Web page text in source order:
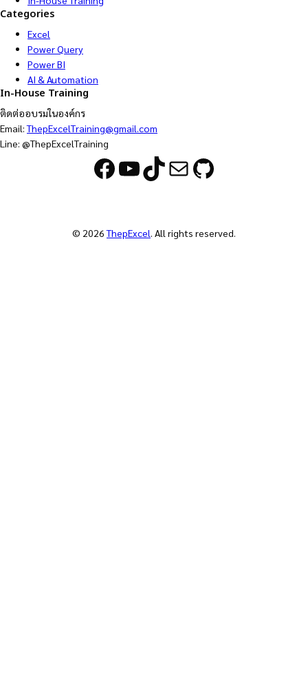
Categories
Excel
Power Query
Power BI
AI & Automation
In-House Training
ติดต่ออบรมในองค์กร
Email:ThepExcelTraining@gmail.com
Line: @ThepExcelTraining
Facebook YouTube TikTok Mail GitHub
© 2026ThepExcel. All rights reserved.